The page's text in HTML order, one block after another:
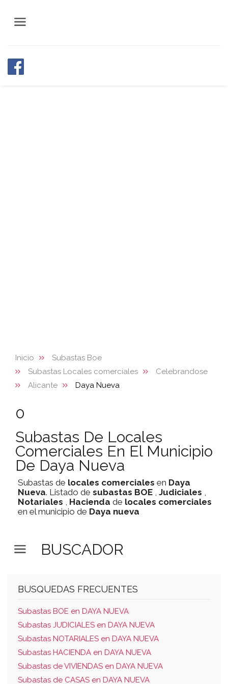
Inicio
Subastas Boe
Subastas Locales comerciales
Celebrandose
Alicante
Daya Nueva
0
Subastas De Locales
Comerciales En El Municipio
De Daya Nueva
Subastas de locales comerciales en Daya
Nueva. Listado de subastas BOE , Judiciales ,
Notariales , Hacienda de locales comerciales
en el municipio de Daya nueva
BUSCADOR
BUSQUEDAS FRECUENTES
Subastas BOE en DAYA NUEVA
Subastas JUDICIALES en DAYA NUEVA
Subastas NOTARIALES en DAYA NUEVA
Subastas HACIENDA en DAYA NUEVA
Subastas de VIVIENDAS en DAYA NUEVA
Subastas de CASAS en DAYA NUEVA